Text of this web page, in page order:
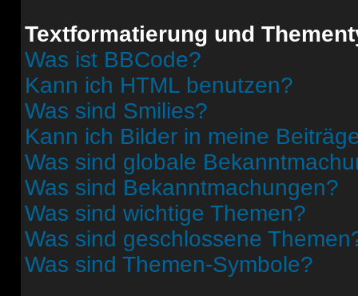
Textformatierung und
Was ist BBCode?
Kann ich HTML benutzen?
Was sind Smilies?
Kann ich Bilder in meine
Was sind globale
Was sind Bekanntmachungen?
Was sind wichtige Themen?
Was sind geschlossene
Was sind Themen-Symbole?